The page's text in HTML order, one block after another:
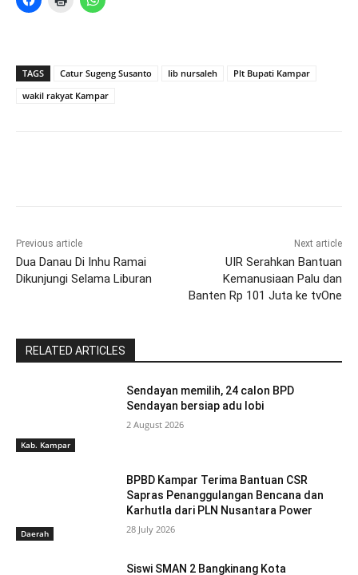
TAGS Catur Sugeng Susanto Iib nursaleh
Plt Bupati Kampar
wakil rakyat Kampar
Previous article
Dua Danau Di Inhu Ramai
Dikunjungi Selama Liburan
Next article
UIR Serahkan Bantuan
Kemanusiaan Palu dan
Banten Rp 101 Juta ke tvOne
RELATED ARTICLES
Kab. Kampar
Sendayan memilih, 24 calon BPD
Sendayan bersiap adu lobi
2 August 2026
Daerah
BPBD Kampar Terima Bantuan CSR
Sapras Penanggulangan Bencana dan
Karhutla dari PLN Nusantara Power
28 July 2026
Siswi SMAN 2 Bangkinang Kota